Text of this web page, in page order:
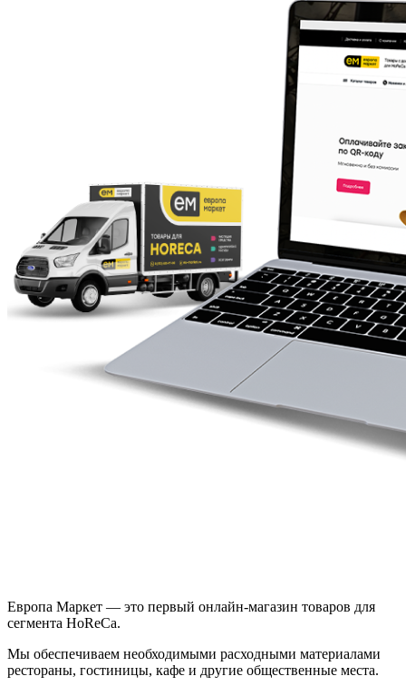
Европа Маркет — это первый онлайн-магазин товаров для
сегмента HoReCa.
Мы обеспечиваем необходимыми расходными материалами
рестораны, гостиницы, кафе и другие общественные места.